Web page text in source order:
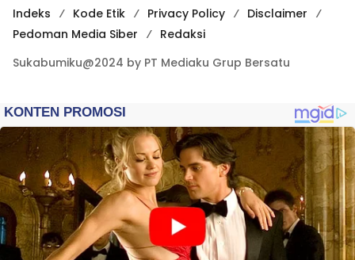
Indeks Kode Etik Privacy Policy
Disclaimer
Pedoman Media Siber
Redaksi
Sukabumiku@2024 by PT Mediaku Grup Bersatu